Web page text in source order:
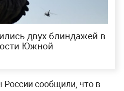
двух блиндажей в
Южной
сообщили, что в